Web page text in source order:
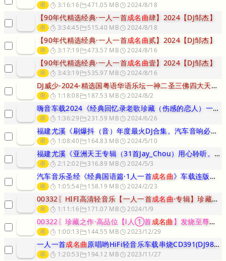
串 3:16:16 471.05 MB 2024/8/18
【90年代精选经典·一人一首成名曲肆】2024【DJ邹杰】
串 3:34:45 515.40 MB 2024/8/18
【90年代精选经典·一人一首成名曲贰】2024【DJ邹杰】
串 3:17:19 473.57 MB 2024/8/16
【90年代精选经典·一人一首成名曲壹】2024【DJ邹杰】
串 3:43:19 535.97 MB 2024/8/16
DJ威少-2024-精选国粤语华语乐坛一神二圣三佛四大天王
串 1:18:08 187.53 MB 2024/8/2
嗨音车载2024《经典回忆录老歌珍藏（伤感的恋人）一人一首
串 1:36:29 231.59 MB 2024/6/26
福建尤溪《刷爆抖（音）年度最火DJ合集。汽车音响必备串烧。首首成名
串 1:08:40 164.83 MB 2024/5/10
福建尤溪《亚洲天王专辑（31首Jay_Chou）用心聆听。每首都是
串 2:12:02 316.89 MB 2024/5/3
汽车音乐圣经《经典国语篇·1人一首成名曲》车载连版串烧-DJ棒棒
串 1:05:54 158.19 MB 2024/2/23
00332〖HIFI高清轻音乐【一人一首成名曲·专辑】珍藏版车载〗
串 1:11:16 171.07 MB 2024/1/9
00322〖珍藏之作·高品位【Ⅰ人①首成名曲 】发烧至尊版收藏金碟〗
串 1:00:13 144.55 MB 2023/12/29
一人一首成名曲原唱哟HiFi轻音乐车载串烧CD391(DJ98Mi
串 1:20:53 194.12 MB 2023/11/27